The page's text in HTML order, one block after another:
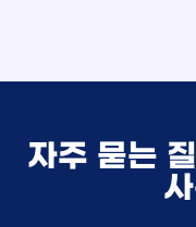
자주 묻는